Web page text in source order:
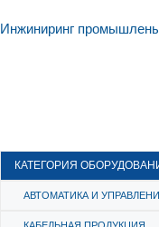
Инжиниринг
КАТЕГОРИЯ
АВТОМАТИКА И